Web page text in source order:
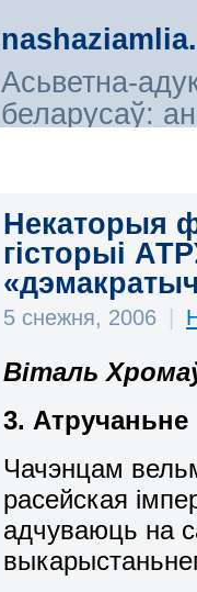
Асьветна-
беларусаў:
Некаторыя
гісторыі
5 снежня, 2006 |
Віталь
3. Атручаньне
Чачэнцам
расейская
адчуваюць на